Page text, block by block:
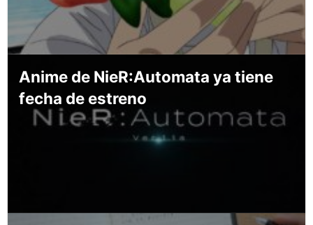
Anime de NieR:Automata ya tiene
fecha de estreno